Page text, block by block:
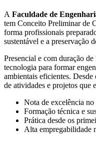
A Faculdade de
tem Conceito Preliminar de
forma profissionais
sustentável e a preservação
Presencial e com duração
tecnologia para formar
ambientais eficientes.
de atividades e projetos que
Nota de excelência
Formação técnica e
Prática desde os
Alta empregabilidade